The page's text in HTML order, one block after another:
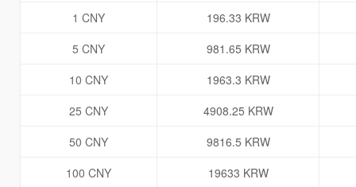
1 CNY
196.33 KRW
5 CNY
981.65 KRW
10 CNY
1963.3 KRW
25 CNY
4908.25 KRW
50 CNY
9816.5 KRW
100 CNY
19633 KRW